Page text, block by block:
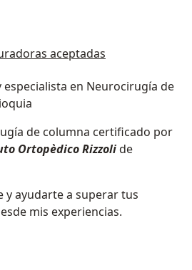
aceptadas
en Neurocirugía de
de columna certificado por
Ortopèdico Rizzolide
y ayudarte a superar tus
mis experiencias.